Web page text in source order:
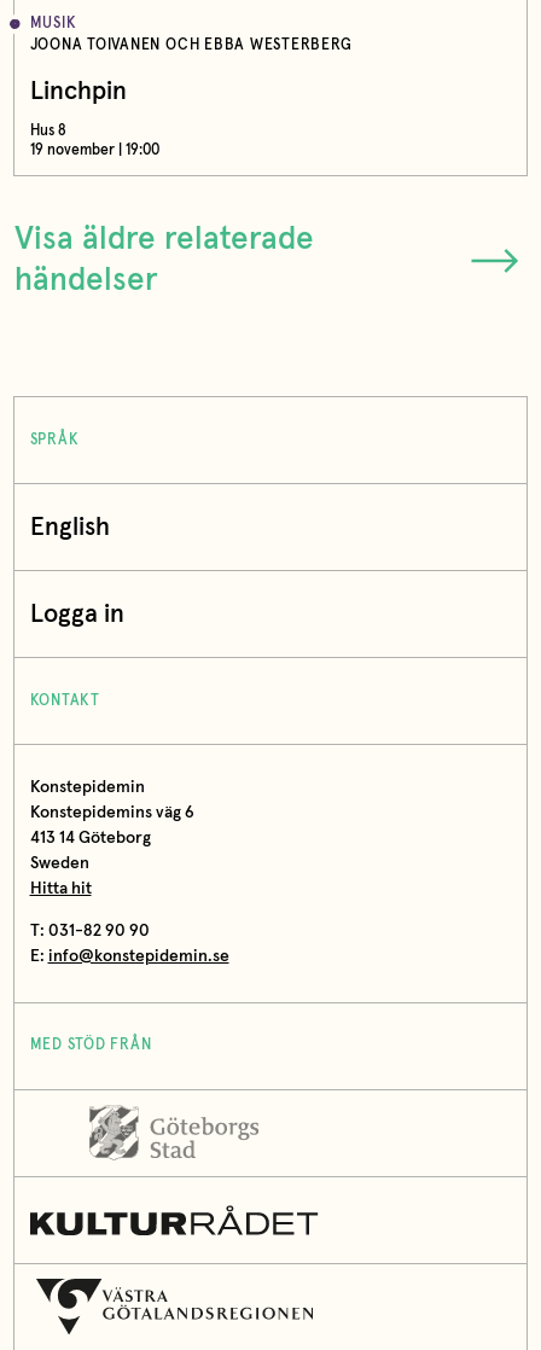
MUSIK
JOONA TOIVANEN OCH EBBA WESTERBERG
Linchpin
Hus 8
19 november | 19:00
Visa äldre relaterade
händelser
SPRÅK
English
Logga in
KONTAKT
Konstepidemin
Konstepidemins väg 6
413 14 Göteborg
Sweden
Hitta hit
T: 031-82 90 90
E: info@konstepidemin.se
MED STÖD FRÅN